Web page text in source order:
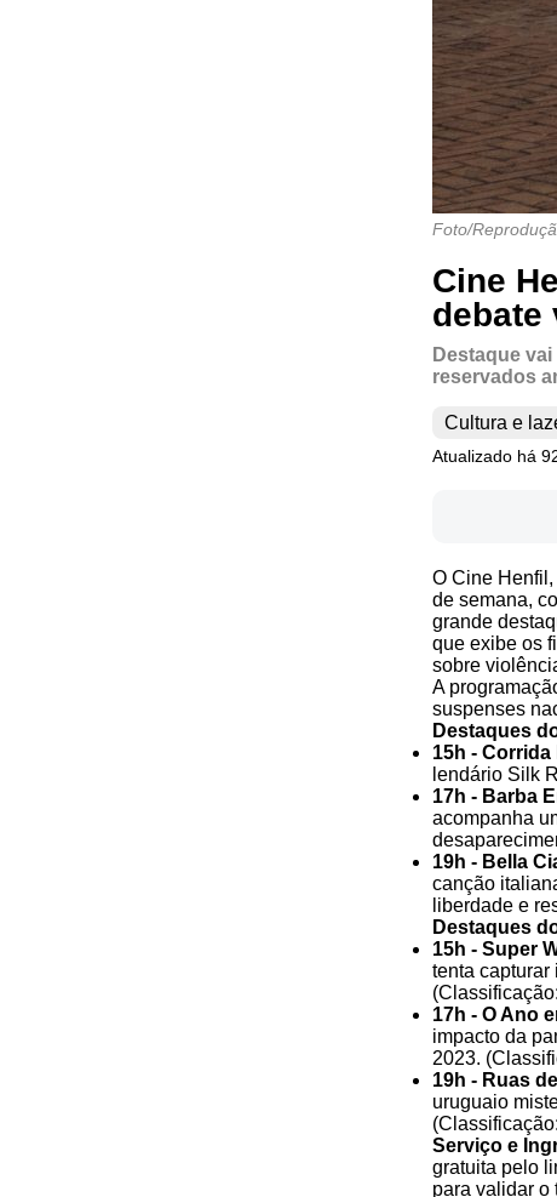
Foto/
Cine
debate
Destaque
reservados
Cultura e
Atualizado há
O Cine
de semana,
grande
que exibe os
sobre
A
suspenses
Destaques
15h - Corrida
lendário Silk
17h - Barba
acompanha
19h - Bella
canção
liberdade e
Destaques
15h - Super
tenta
17h - O Ano
impacto da
2023.
19h - Ruas
uruguaio
Serviço e
gratuita pelo
para validar o